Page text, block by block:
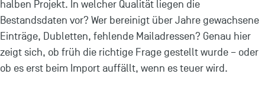
halben Projekt. In welcher Qualität liegen die
Bestandsdaten vor? Wer bereinigt über Jahre gewachsene
Einträge, Dubletten, fehlende Mailadressen? Genau hier
zeigt sich, ob früh die richtige Frage gestellt wurde – oder
ob es erst beim Import auffällt, wenn es teuer wird.